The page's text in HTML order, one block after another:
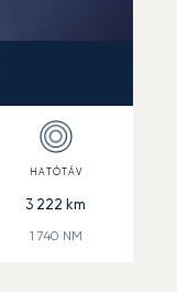
3 222 km
1 740 NM